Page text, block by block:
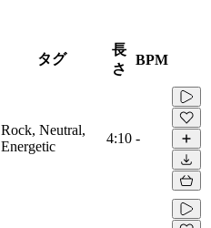
タグ
長
さ
BPM
Rock, Neutral,
Energetic
4:10 -